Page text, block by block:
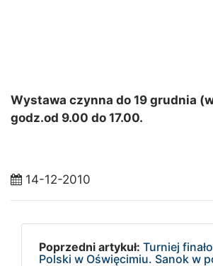
Wystawa czynna do 19 grudnia
godz.od 9.00 do 17.00.
14-12-2010
Poprzedni artykuł: Turniej
Polski w Oświęcimiu. Sanok w